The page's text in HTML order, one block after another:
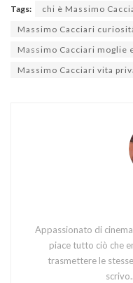
Tags: chi è Massimo
Massimo Cacciari
Massimo Cacciari moglie
Massimo Cacciari vita
Appassionato di
piace tutto ciò che
trasmettere le